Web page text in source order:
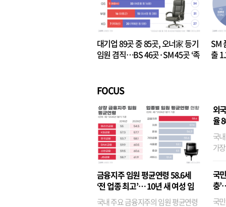
대기업 89곳 중 85곳, 오너家 등기
임원 겸직…BS 46곳·SM 45곳 ‘족
SM
출
FOCUS
금융지주 임원 평균연령 58.6세
‘전 업종 최고’… 10년 새 여성 임
원은 14배 껑충
국내 주요 금융지주의 임원 평균연령
외
율
국
가
융
기
국
충
국